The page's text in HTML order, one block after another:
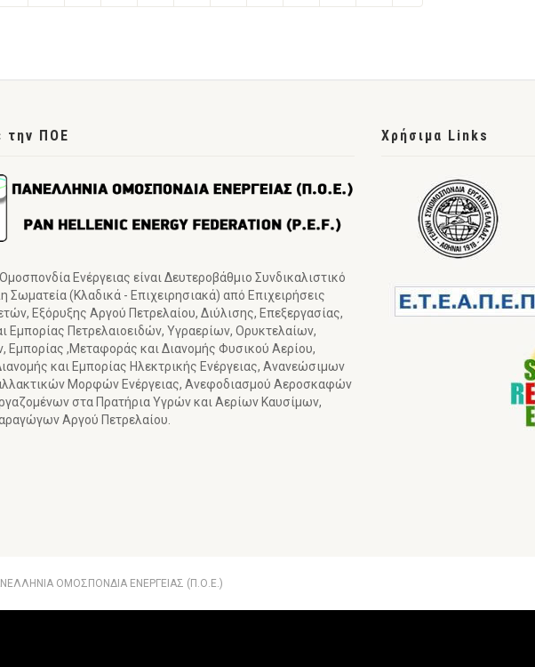
την ΠΟΕ
Ενέργειας είναι Δευτεροβάθμιο Συνδικαλιστικό
Σωματεία (Κλαδικά - Επιχειρησιακά) από Επιχειρήσεις
Εξόρυξης Αργού Πετρελαίου, Διύλισης, Επεξεργασίας,
Εμπορίας Πετρελαιοειδών, Υγραερίων, Ορυκτελαίων,
Εμπορίας ,Μεταφοράς και Διανομής Φυσικού Αερίου,
και Εμπορίας Ηλεκτρικής Ενέργειας, Ανανεώσιμων
Μορφών Ενέργειας, Ανεφοδιασμού Αεροσκαφών
στα Πρατήρια Υγρών και Αερίων Καυσίμων,
Αργού Πετρελαίου.
Χρήσιμα Links
ΟΜΟΣΠΟΝΔΙΑ ΕΝΕΡΓΕΙΑΣ (Π.Ο.Ε.)